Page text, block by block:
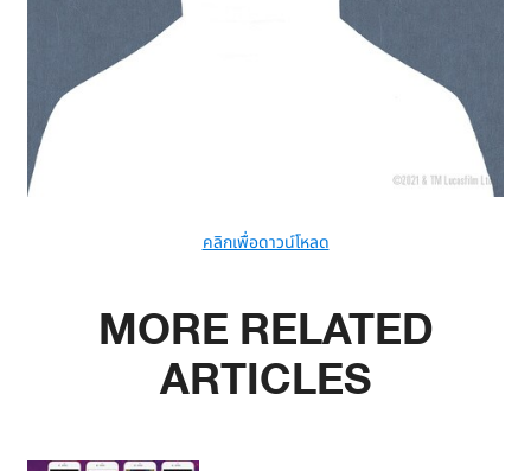
คลิกเพื่อดาวน์โหลด
MORE RELATED
ARTICLES